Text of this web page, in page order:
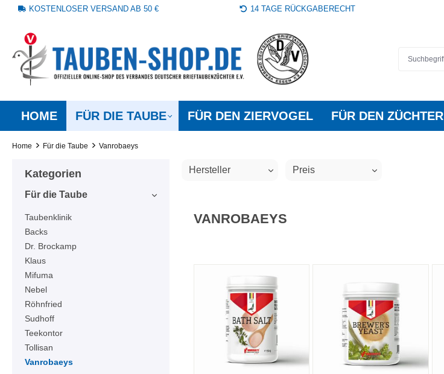
Zur Hauptnavigation springen
KOSTENLOSER VERSAND AB 50 € 14 TAGE RÜCKGABERECHT
HOME FÜR DIE TAUBE FÜR DEN ZIERVOGEL FÜR DEN ZÜCHTER
Home Für die Taube Vanrobaeys
Kategorien
Für die Taube
Taubenklinik
Backs
Dr. Brockamp
Klaus
Mifuma
Nebel
Röhnfried
Sudhoff
Teekontor
Tollisan
Vanrobaeys
Hersteller Preis
VANROBAEYS